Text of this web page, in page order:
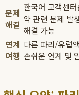
문제
해결
한국어 고객센
약 관련 문제 발
해결 가능
연계
여행
다른 파리/유럽
손쉬운 연계 및